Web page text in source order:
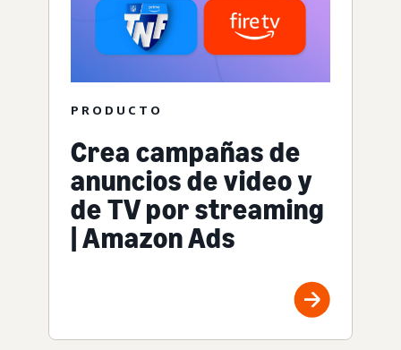
PRODUCTO
Crea campañas de
anuncios de video y
de TV por streaming
| Amazon Ads